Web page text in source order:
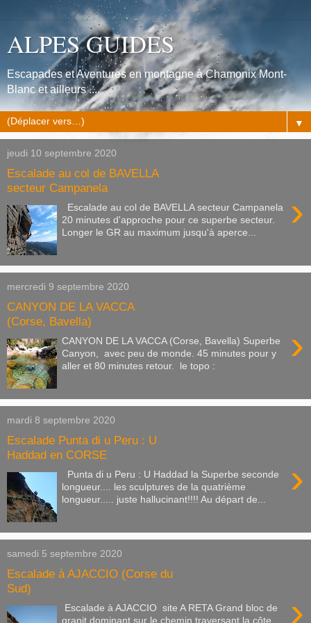
ALPES GUIDES
Escapades et Aventures en montagne à Chamonix Mont-
Blanc et ailleurs ....
▼
jeudi 10 septembre 2020
Escalade au col de BAVELLA
secteur Campanela
›
Escalade au col de BAVELLA secteur Campanela
20 minutes d'approche pour ce superbe secteur.
Longer le GR au maximum jusqu'à aperce...
mercredi 9 septembre 2020
CANYON DE LA VACCA
(Corse, Bavella)
›
CANYON DE LA VACCA (Corse, Bavella) Superbe
Canyon, avec peu de monde. 45 minutes pour y
aller et 80 minutes retour. le topo :
mardi 8 septembre 2020
Escalade Punta di u Peru : U
Haddad en CORSE
›
Punta di u Peru : U Haddad la Superbe seconde
longueur.... les sculptures de la quatrième
longueur..... juste hallucinant!!!! Au départ de...
samedi 5 septembre 2020
Escalade à AJACCIO (Corse du
Sud)
›
Escalade à AJACCIO site A RETA Grand bloc de
granit dominant sur le chemin traversant la côte